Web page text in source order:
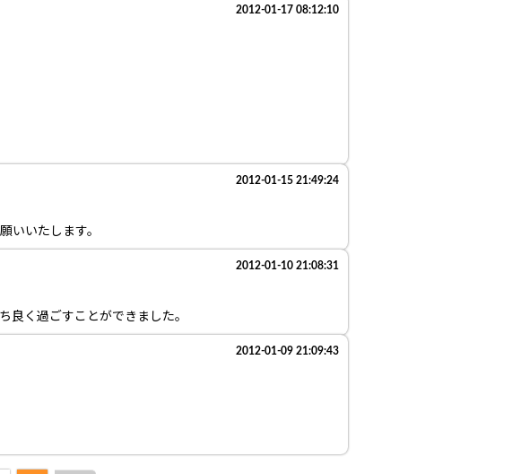
2012-01-17 08:12:10
2012-01-15 21:49:24
いいたします。
2012-01-10 21:08:31
良く過ごすことができました。
2012-01-09 21:09:43